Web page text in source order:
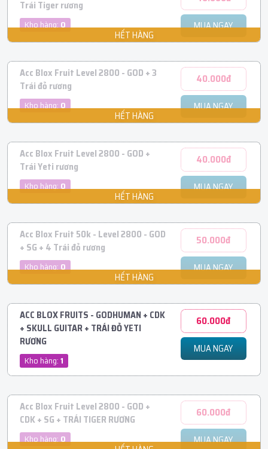
Trái Tiger rương
Kho hàng:0 MUA NGAY
Acc Blox Fruit Level 2800 - GOD + 3
Trái đỏ rương
Kho hàng:0
40.000đ
MUA NGAY
Acc Blox Fruit Level 2800 - GOD +
Trái Yeti rương
Kho hàng:0
40.000đ
MUA NGAY
Acc Blox Fruit 50k - Level 2800 - GOD
+ SG + 4 Trái đỏ rương
Kho hàng:0
50.000đ
MUA NGAY
ACC BLOX FRUITS - GODHUMAN + CDK
+ SKULL GUITAR + TRÁI ĐỎ YETI
RƯƠNG
Kho hàng:1
60.000đ
MUA NGAY
Acc Blox Fruit Level 2800 - GOD +
CDK + SG + TRÁI TIGER RƯƠNG
Kho hàng:0
60.000đ
MUA NGAY